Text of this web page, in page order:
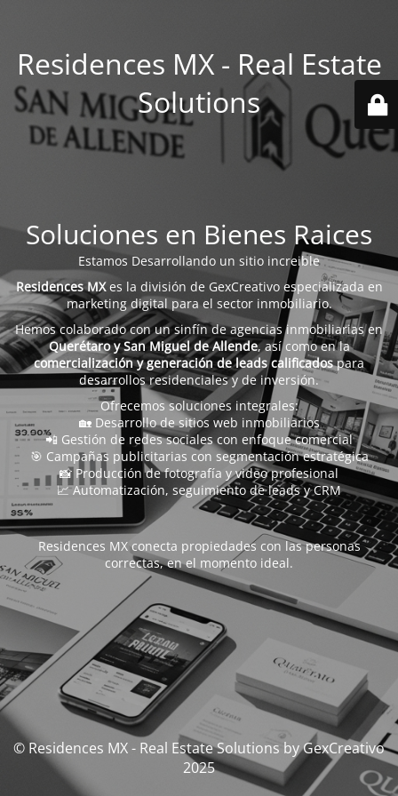
Residences MX - Real Estate
Solutions
Soluciones en Bienes Raices
Estamos Desarrollando un sitio increible
Residences MXes la división de GexCreativo especializada en
marketing digital para el sector inmobiliario.
Hemos colaborado con un sinfín de agencias inmobiliarias en
Querétaro y San Miguel de Allende, así como en la
comercialización y generación de leads calificadospara
desarrollos residenciales y de inversión.
Ofrecemos soluciones integrales:
🏡 Desarrollo de sitios web inmobiliarios
📲 Gestión de redes sociales con enfoque comercial
🎯 Campañas publicitarias con segmentación estratégica
📸 Producción de fotografía y video profesional
📈 Automatización, seguimiento de leads y CRM
Residences MX conecta propiedades con las personas
correctas, en el momento ideal.
© Residences MX - Real Estate Solutions by GexCreativo
2025